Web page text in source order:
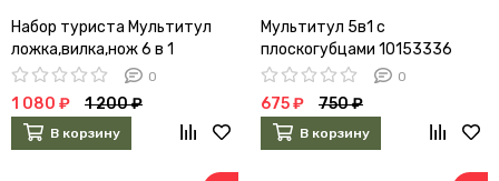
Набор туриста Мультитул
ложка,вилка,нож 6 в 1
0
1 080 ₽ 1 200 ₽
В корзину
Мультитул 5в1 с
плоскогубцами 10153336
0
675 ₽ 750 ₽
В корзину